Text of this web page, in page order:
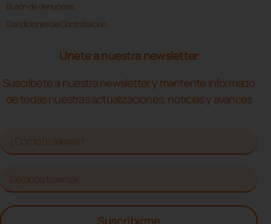
Buzón de denuncias
Condiciones de Contratación
Únete a nuestra newsletter
Suscríbete a nuestra newsletter y mantente informado
de todas nuestras actualizaciones, noticias y avances